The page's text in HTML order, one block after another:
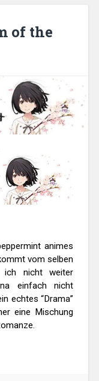
of the
animes
vom selben
ich nicht weiter
einfach nicht
echtes “Drama”
eine Mischung